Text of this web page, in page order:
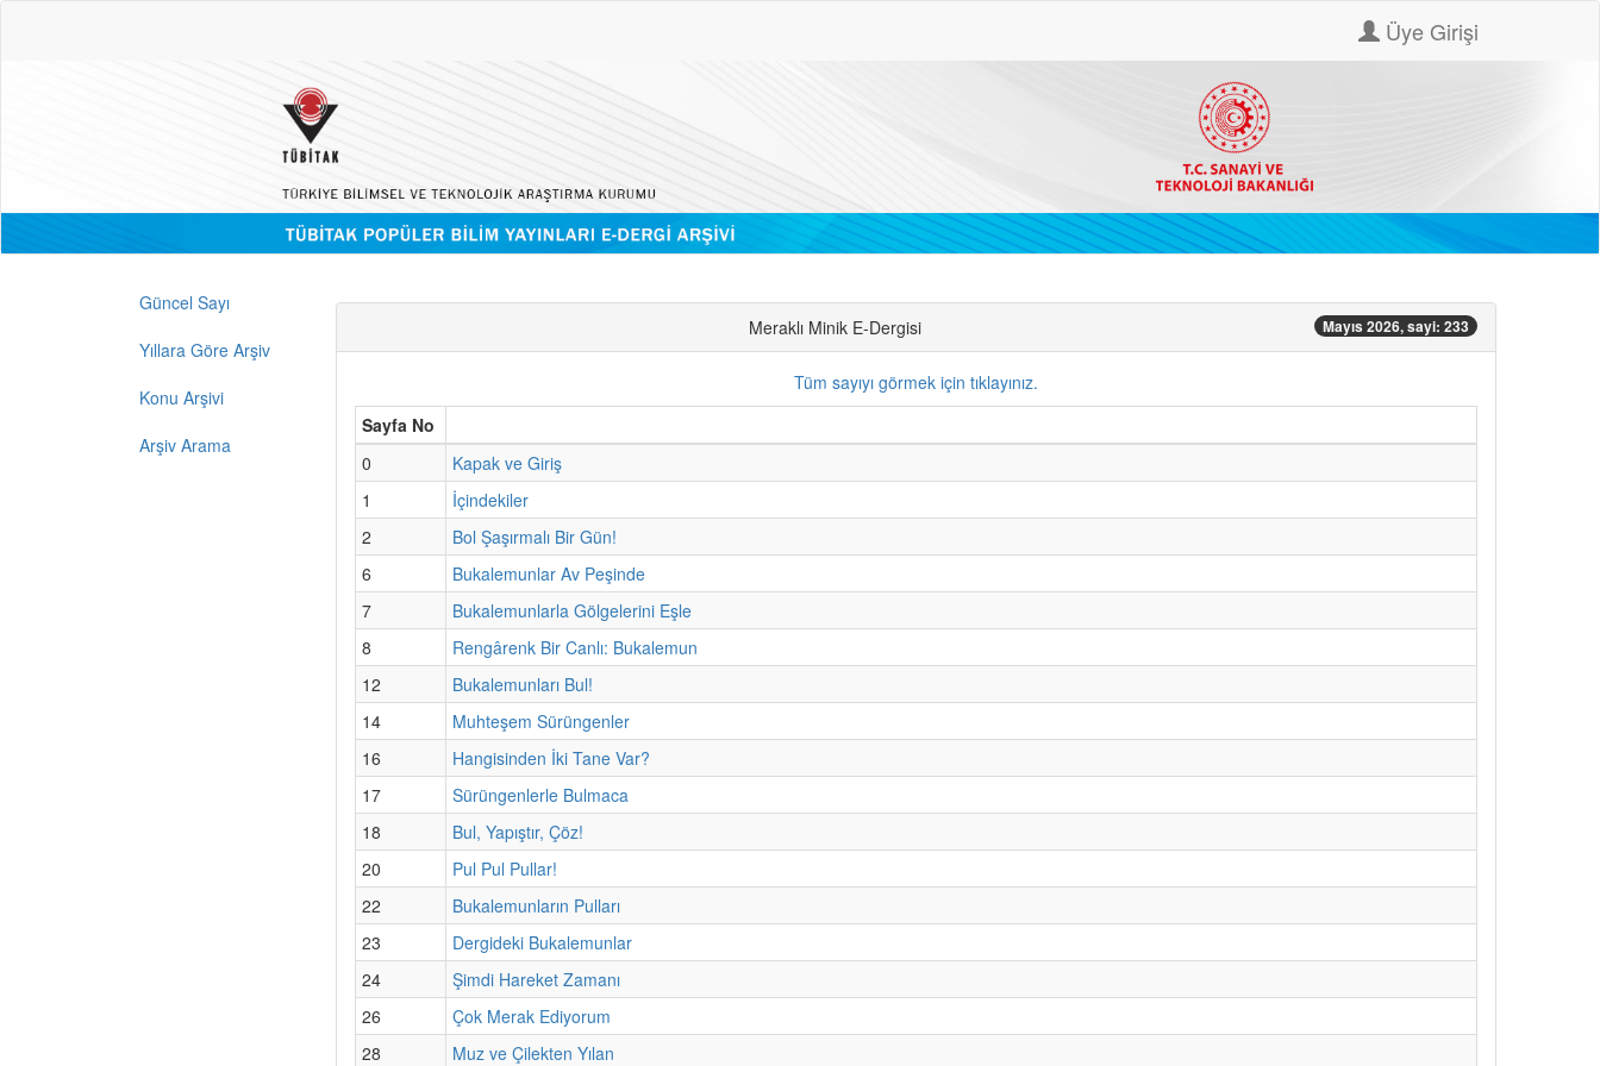
Üye Girişi
Güncel Sayı
Yıllara Göre Arşiv
Konu Arşivi
Arşiv Arama
Meraklı Minik E-Dergisi Mayıs 2026, sayi: 233
Tüm sayıyı görmek için tıklayınız.
Sayfa No
0
Kapak ve Giriş
1
İçindekiler
2
Bol Şaşırmalı Bir Gün!
6
Bukalemunlar Av Peşinde
7
Bukalemunlarla Gölgelerini Eşle
8
Rengârenk Bir Canlı: Bukalemun
12
Bukalemunları Bul!
14
Muhteşem Sürüngenler
16
Hangisinden İki Tane Var?
17
Sürüngenlerle Bulmaca
18
Bul, Yapıştır, Çöz!
20
Pul Pul Pullar!
22
Bukalemunların Pulları
23
Dergideki Bukalemunlar
24
Şimdi Hareket Zamanı
26
Çok Merak Ediyorum
28
Muz ve Çilekten Yılan